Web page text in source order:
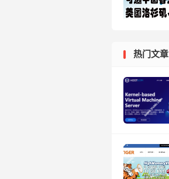
热门文章